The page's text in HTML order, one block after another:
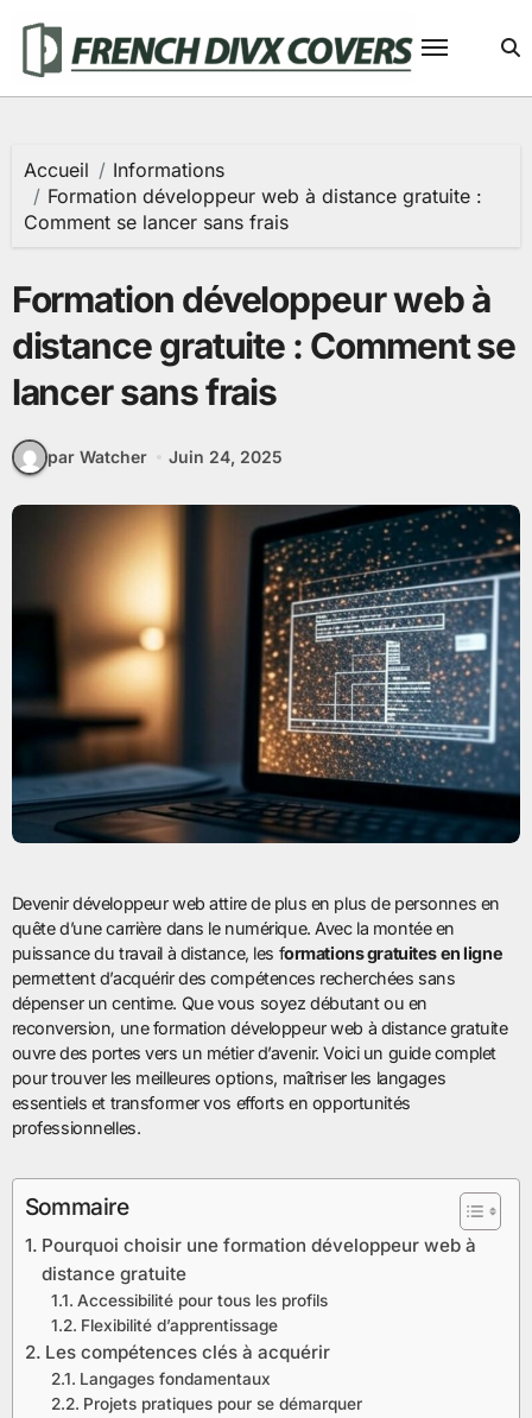
contenu
Accueil
Informations
Formation développeur web à distance gratuite :
Comment se lancer sans frais
Formation développeur web à
distance gratuite : Comment se
lancer sans frais
par Watcher Juin 24, 2025
Devenir développeur web attire de plus en plus de personnes en
quête d’une carrière dans le numérique. Avec la montée en
puissance du travail à distance, les formations gratuites en ligne
permettent d’acquérir des compétences recherchées sans
dépenser un centime. Que vous soyez débutant ou en
reconversion, une formation développeur web à distance gratuite
ouvre des portes vers un métier d’avenir. Voici un guide complet
pour trouver les meilleures options, maîtriser les langages
essentiels et transformer vos efforts en opportunités
professionnelles.
Sommaire
Pourquoi choisir une formation développeur web à
distance gratuite
Accessibilité pour tous les profils
Flexibilité d’apprentissage
Les compétences clés à acquérir
Langages fondamentaux
Projets pratiques pour se démarquer